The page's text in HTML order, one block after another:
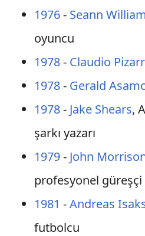
1976- Seann
oyuncu
1978- Claudio
1978- Gerald
1978- Jake Shears,
şarkı yazarı
1979- John
profesyonel
1981 -Andreas
futbolcu